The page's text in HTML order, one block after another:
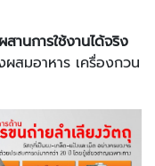
นการใช้งานได้จริง
สมอาหาร เครื่องกวน